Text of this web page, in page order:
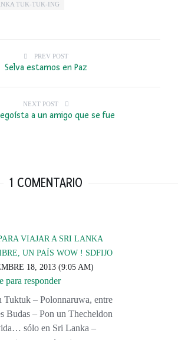
TUK-TUK-ING
PREV POST
Selva estamos en Paz
NEXT POST
a un amigo que se fue
1 COMENTARIO
VIAJAR A SRI LANKA
UN PAÍS WOW ! SDFIJO
18, 2013 (9:05 AM)
para responder
– Polonnaruwa, entre
Budas – Pon un Thecheldon
sólo en Sri Lanka –